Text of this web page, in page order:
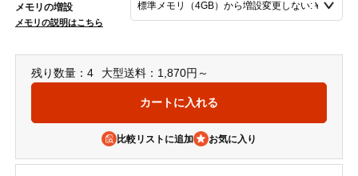
メモリの増設
メモリの説明はこちら
残り数量：4 大型送料：1,870円～
比較リストに追加